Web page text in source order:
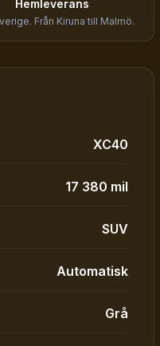
Hemleverans
Från Kiruna till Malmö.
XC40
17 380 mil
SUV
Automatisk
Grå